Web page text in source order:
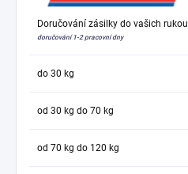
Doručování zásilky do vašich rukou
doručování 1-2 pracovní dny
do 30 kg
od 30 kg do 70 kg
od 70 kg do 120 kg